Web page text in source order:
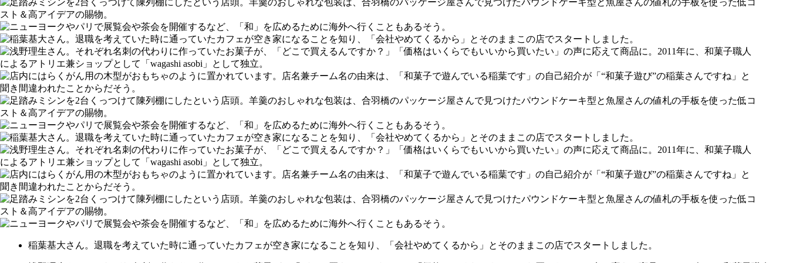
稲葉基大さん。退職を考えていた時に通っていたカフェが空き家になることを知り、「会社やめてくるから」とそのままこの店でスタートしました。